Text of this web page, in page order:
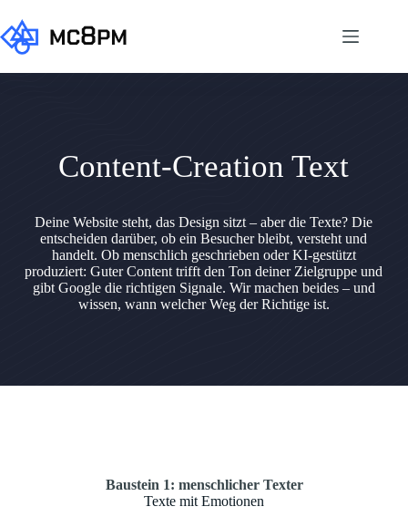
Inhalt
springen
Content-Creation Text
Deine Website steht, das Design sitzt – aber die Texte? Die
entscheiden darüber, ob ein Besucher bleibt, versteht und
handelt. Ob menschlich geschrieben oder KI-gestützt
produziert: Guter Content trifft den Ton deiner Zielgruppe und
gibt Google die richtigen Signale. Wir machen beides – und
wissen, wann welcher Weg der Richtige ist.
Baustein 1: menschlicher Texter
Texte mit Emotionen